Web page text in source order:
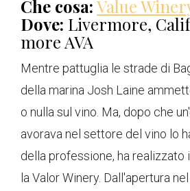
Che cosa:Value
Dove: Livermore,
more AVA
Mentre pattuglia le strade di
della marina Josh Laine
o nulla sul vino. Ma, dopo che
avorava nel settore del vino lo
della professione, ha realizzato
la Valor Winery. Dall'apertura